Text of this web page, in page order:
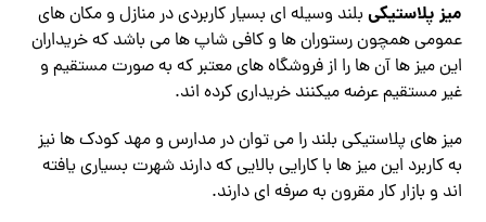
میز پلاستیکی بلند وسیله ای بسیار کاربردی در منازل و مکان های
عمومی همچون رستوران ها و کافی شاپ ها می باشد که خریداران
این میز ها آن ها را از فروشگاه های معتبر که به صورت مستقیم و
غیر مستقیم عرضه میکنند خریداری کرده اند.
میز های پلاستیکی بلند را می توان در مدارس و مهد کودک ها نیز
به کاربرد این میز ها با کارایی بالایی که دارند شهرت بسیاری یافته
اند و بازار کار مقرون به صرفه ای دارند.